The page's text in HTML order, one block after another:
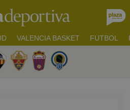
VALENCIA BASKET FUTBOL